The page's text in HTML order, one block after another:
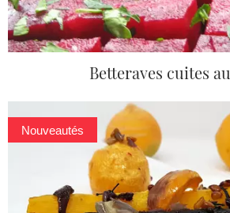
Betteraves cuites
Nouveautés